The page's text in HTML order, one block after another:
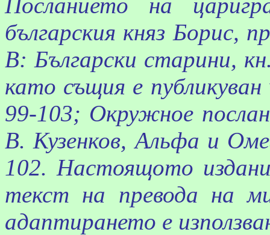
българския княз Борис,
В: Български старини, кн
като същия е
99-103; Окружное
В.Кузенков,Альфа и
102. Настоящото
текст на превода на
адаптирането е